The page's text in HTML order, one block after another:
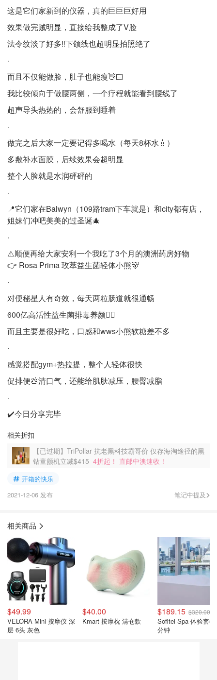
这是它们家新到的仪器，真的巨巨巨好用
效果做完贼明显，直接给我整成了V脸
法令纹淡了好多‼️下颌线也超明显拍照绝了
·
而且不仅能做脸，肚子也能瘦👋🏻
我比较倾向于做腰两侧，一个疗程就能看到腰线了
超声导头热热的，会舒服到睡着
·
做完之后大家一定要记得多喝水（每天8杯水💧）
多敷补水面膜，后续效果会超明显
整个人脸就是水润砰砰的
·
📍它们家在Balwyn（109路tram下车就是）和city都有店，
姐妹们冲吧美美的过圣诞🎄
·
⚠️顺便再给大家安利一个我吃了3个月的澳洲药房好物
👉 Rosa Prima 玫萃益生菌轻体小熊🐻
·
对便秘星人有奇效，每天两粒肠道就很通畅
600亿高活性益生菌排毒养颜👍🏻
而且主要是很好吃，口感和wws小熊软糖差不多
·
感觉搭配gym+热拉提，整个人轻体很快
促排便💩清口气，还能给肌肤减压，腰臀减脂
·
✔️今日分享完毕
相关折扣
【已过期】TriPollar 抗老黑科技霸哥价 仅存海淘途径的黑
钻童颜机立减$415 4折起！ 直邮中澳速收！
开箱的快乐
2021-12-06 发布
笔记中提及
相关商品
$49.99
VELORA Mini 按摩仪 深
层 6头 灰色
$40.00
Kmart 按摩枕 清仓款
$189.15 $320.00
Sofitel Spa 体验套餐
分钟